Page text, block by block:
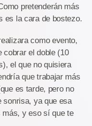
pretenderán más
es la cara de bostezo.
como evento,
cobrar el doble (10
el que no quisiera
que trabajar más
es tarde, pero no
sonrisa, ya que esa
más, y eso sí que te